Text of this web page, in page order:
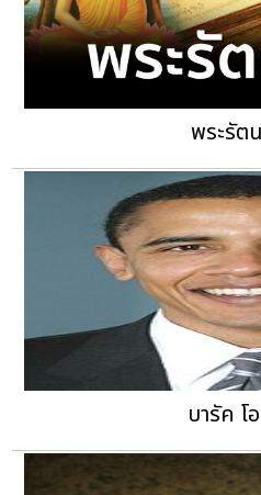
พระรัต
บารัค โ